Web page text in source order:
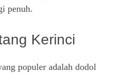
penuh.
Kerinci
populer adalah dodol